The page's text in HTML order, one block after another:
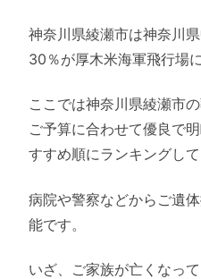
神奈川県綾瀬市は神奈川
30％が厚木米海軍飛行場
ここでは神奈川県綾瀬市
ご予算に合わせて優良で
すすめ順にランキングして
病院や警察などからご遺
能です。
いざ、ご家族が亡くなっ